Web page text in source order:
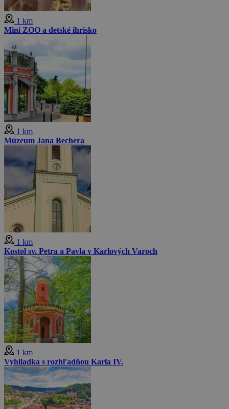
1 km
Mini ZOO a detské ihrisko
1 km
Múzeum Jana Bechera
1 km
Kostol sv. Petra a Pavla v Karlových Varoch
1 km
Vyhliadka s rozhľadňou Karla IV.